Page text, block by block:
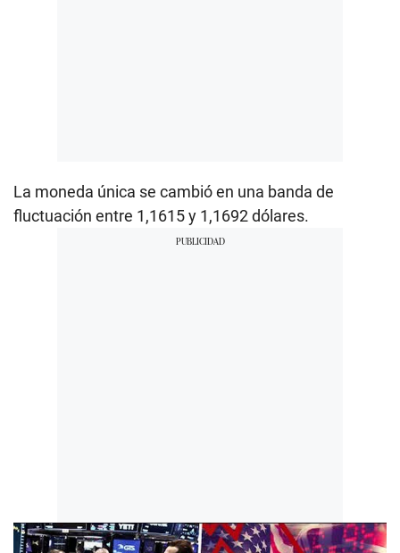
La moneda única se cambió en una banda de
fluctuación entre 1,1615 y 1,1692 dólares.